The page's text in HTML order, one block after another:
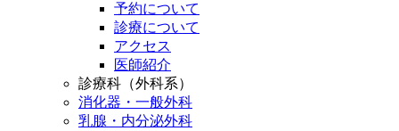
予約について
診療について
アクセス
医師紹介
診療科（外科系）
消化器・一般外科
乳腺・内分泌外科